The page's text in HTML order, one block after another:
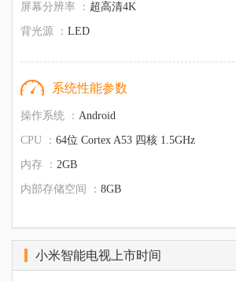
屏幕分辨率 ： 超高清4K
背光源 ： LED
系统性能参数
操作系统 ： Android
CPU ： 64位 Cortex A53 四核 1.5GHz
内存 ： 2GB
内部存储空间 ： 8GB
小米智能电视上市时间